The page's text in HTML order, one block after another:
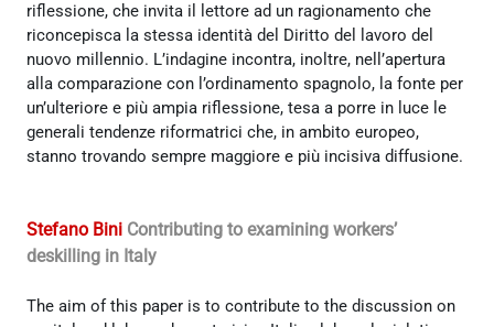
riflessione, che invita il lettore ad un ragionamento che
riconcepisca la stessa identità del Diritto del lavoro del
nuovo millennio. L’indagine incontra, inoltre, nell’apertura
alla comparazione con l’ordinamento spagnolo, la fonte per
un’ulteriore e più ampia riflessione, tesa a porre in luce le
generali tendenze riformatrici che, in ambito europeo,
stanno trovando sempre maggiore e più incisiva diffusione.
Stefano Bini Contributing to examining workers’
deskilling in Italy
The aim of this paper is to contribute to the discussion on